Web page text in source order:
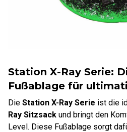
Station X-Ray Serie:
Fußablage für
Die Station X-Ray Serie ist die
Ray Sitzsack und bringt den
Level. Diese Fußablage sorgt